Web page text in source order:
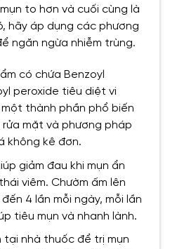
to hơn và cuối cùng là
hãy áp dụng các phương
ngăn ngừa nhiễm trùng.
có chứa Benzoyl
peroxide tiêu diệt vi
thành phần phổ biến
mặt và phương pháp
không kê đơn.
giảm đau khi mụn ẩn
viêm. Chườm ấm lên
4 lần mỗi ngày, mỗi lần
tiêu mụn và nhanh lành.
tại nhà thuốc để trị mụn